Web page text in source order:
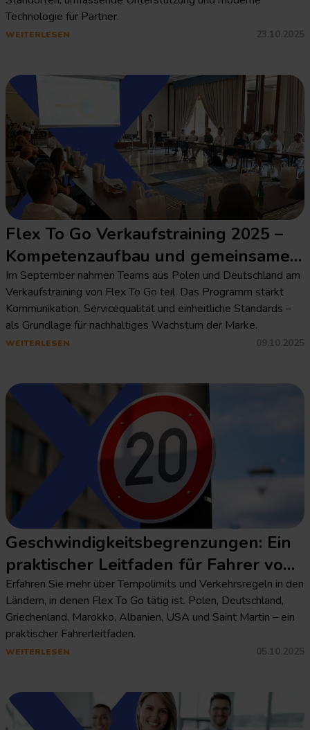
Technologie für Partner.
WEITERLESEN 23.10.2025
Flex To Go Verkaufstraining 2025 –
Kompetenzaufbau und gemeinsame
Standards
Im September nahmen Teams aus Polen und Deutschland am
Verkaufstraining von Flex To Go teil. Das Programm stärkt
Kommunikation, Servicequalität und einheitliche Standards –
als Grundlage für nachhaltiges Wachstum der Marke.
WEITERLESEN 09.10.2025
Geschwindigkeitsbegrenzungen: Ein
praktischer Leitfaden für Fahrer von
Flex To Go
Erfahren Sie mehr über Tempolimits und Verkehrsregeln in den
Ländern, in denen Flex To Go tätig ist. Polen, Deutschland,
Griechenland, Marokko, Albanien, USA und Saint Martin – ein
praktischer Fahrerleitfaden.
WEITERLESEN 05.10.2025